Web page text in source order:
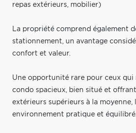
repas extérieurs, mobilier)
La propriété comprend également
stationnement, un avantage
confort et valeur.
Une opportunité rare pour ceux qui
condo spacieux, bien situé et
extérieurs supérieurs à la moyenne,
environnement pratique et